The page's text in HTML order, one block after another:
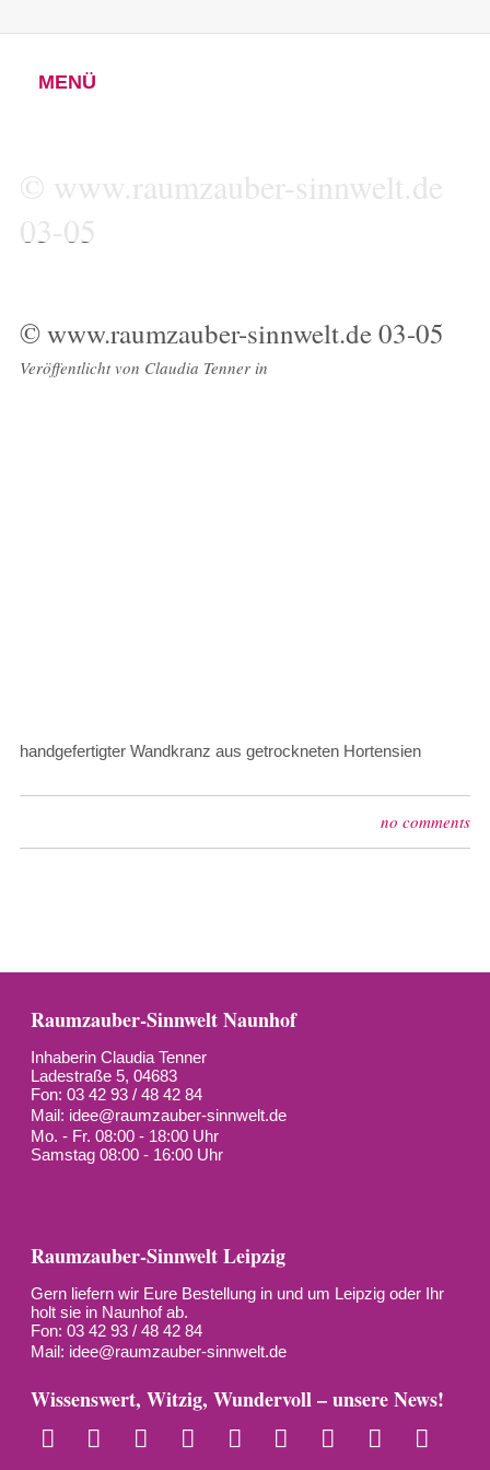
MENÜ
© www.raumzauber-sinnwelt.de
03-05
© www.raumzauber-sinnwelt.de 03-05
Veröffentlicht von Claudia Tennerin
handgefertigter Wandkranz aus getrockneten Hortensien
no comments
Raumzauber-Sinnwelt Naunhof
Inhaberin Claudia Tenner
Ladestraße 5, 04683
Fon: 03 42 93 / 48 42 84
Mail: idee@raumzauber-sinnwelt.de
Mo. - Fr. 08:00 - 18:00 Uhr
Samstag 08:00 - 16:00 Uhr
Raumzauber-Sinnwelt Leipzig
Gern liefern wir Eure Bestellung in und um Leipzig oder Ihr
holt sie in Naunhof ab.
Fon: 03 42 93 / 48 42 84
Mail: idee@raumzauber-sinnwelt.de
Wissenswert, Witzig, Wundervoll – unsere News!